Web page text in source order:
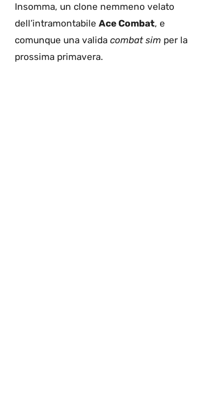
Insomma, un clone nemmeno velato
dell’intramontabile Ace Combat, e
comunque una valida combat sim per la
prossima primavera.